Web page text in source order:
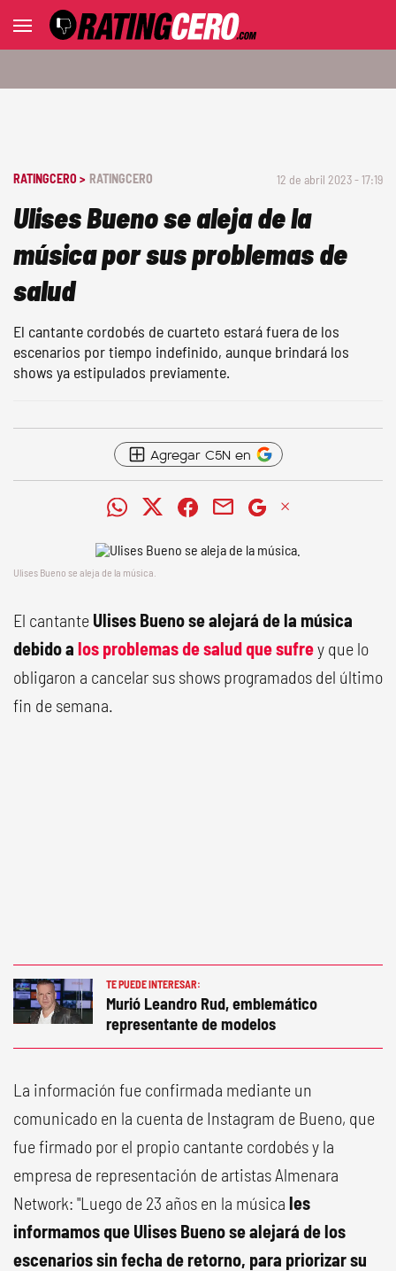
RATINGCERO > RATINGCERO 12 de abril 2023 - 17:19
Ulises Bueno se aleja de la
música por sus problemas de
salud
El cantante cordobés de cuarteto estará fuera de los
escenarios por tiempo indefinido, aunque brindará los
shows ya estipulados previamente.
Agregar C5N en
Ulises Bueno se aleja de la música.
El cantante Ulises Buenose alejará de la música
debido a los problemas de salud que sufrey que lo
obligaron a cancelar sus shows programados del último
fin de semana.
TE PUEDE INTERESAR:
Murió Leandro Rud, emblemático
representante de modelos
La información fue confirmada mediante un
comunicado en la cuenta de Instagram de Bueno, que
fue firmado por el propio cantante cordobés y la
empresa de representación de artistas Almenara
Network: "Luego de 23 años en la música les
informamos que Ulises Bueno se alejará de los
escenarios sin fecha de retorno, para priorizar su